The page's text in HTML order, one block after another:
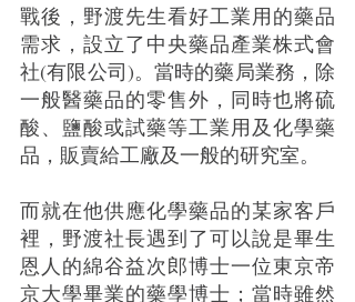
戰後，野渡先生看好工業用的藥品
需求，設立了中央藥品產業株式會
社(有限公司)。當時的藥局業務，除
一般醫藥品的零售外，同時也將硫
酸、鹽酸或試藥等工業用及化學藥
品，販賣給工廠及一般的研究室。
而就在他供應化學藥品的某家客戶
裡，野渡社長遇到了可以說是畢生
恩人的綿谷益次郎博士一位東京帝
京大學畢業的藥學博士；當時雖然